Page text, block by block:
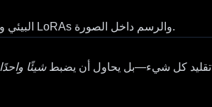
– متوافق تمامًا مع نظام Flux dev البيئي وقابل للتوسيع بسهولة عبر LoRAs والرسم داخل الصورة.
لا يحاول Flux 1 Krea تقليد كل شيء—بل يحاول أن يضبطشيئًا واحدًا